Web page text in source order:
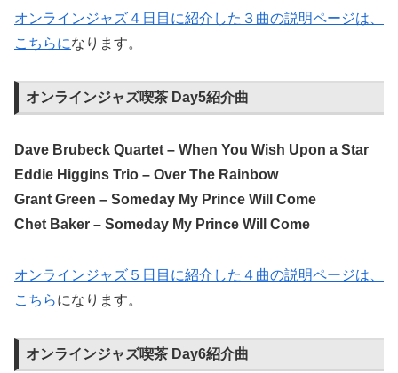
オンラインジャズ４日目に紹介した３曲の説明ページは、
こちらになります。
オンラインジャズ喫茶 Day5紹介曲
Dave Brubeck Quartet – When You Wish Upon a Star
Eddie Higgins Trio – Over The Rainbow
Grant Green – Someday My Prince Will Come
Chet Baker – Someday My Prince Will Come
オンラインジャズ５日目に紹介した４曲の説明ページは、
こちらになります。
オンラインジャズ喫茶 Day6紹介曲